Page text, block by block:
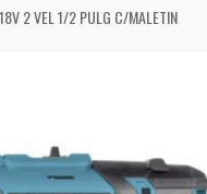
2 VEL 1/2 PULG C/MALETIN